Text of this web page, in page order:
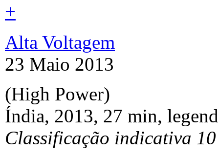
+
Alta Voltagem
23 Maio 2013
(High Power)
Índia, 2013, 27 min,
Classificação indicativa 10